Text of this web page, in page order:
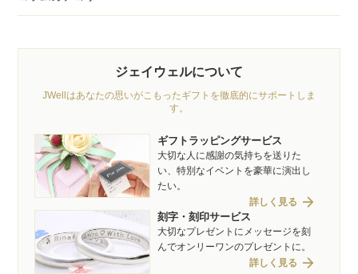
ジェイウェルについて
JWellはあなたの思いがこもったギフトを徹底的にサポートしま
す。
ギフトラッピングサービス
大切な人に感謝の気持ちを送りた
い、特別なイベントを豪華に演出し
たい。
詳しく見る arrow_forward
刻字・刻印サービス
大切なプレゼントにメッセージを刻
んでオンリーワンのプレゼントに。
詳しく見る arrow_forward